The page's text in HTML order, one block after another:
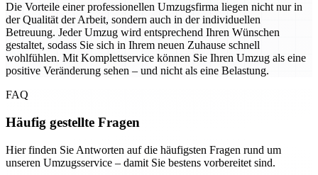
Die Vorteile einer professionellen Umzugsfirma liegen nicht nur in
der Qualität der Arbeit, sondern auch in der individuellen
Betreuung. Jeder Umzug wird entsprechend Ihren Wünschen
gestaltet, sodass Sie sich in Ihrem neuen Zuhause schnell
wohlfühlen. Mit Komplettservice können Sie Ihren Umzug als eine
positive Veränderung sehen – und nicht als eine Belastung.
FAQ
Häufig gestellte Fragen
Hier finden Sie Antworten auf die häufigsten Fragen rund um
unseren Umzugsservice – damit Sie bestens vorbereitet sind.